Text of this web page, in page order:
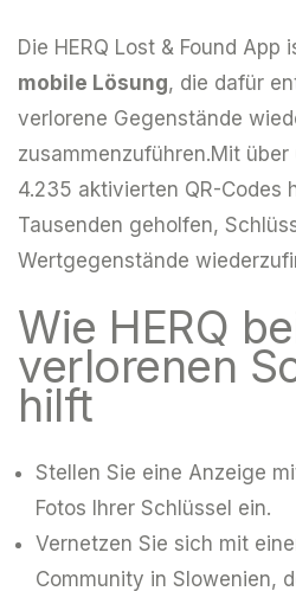
Die HERQ Lost & Found App
mobile Lösung, die dafür
verlorene Gegenstände
zusammenzuführen.Mit
4.235 aktivierten QR-Codes
Tausenden geholfen,
Wertgegenstände
Wie HERQ
verlorenen
hilft
Stellen Sie eine Anzeige
Fotos Ihrer Schlüssel ein.
Vernetzen Sie sich mit
Community in Slowenien,